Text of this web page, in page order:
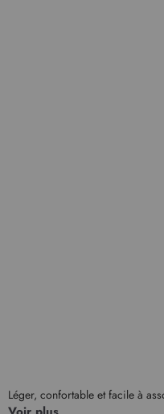
Léger, confortable et facile à